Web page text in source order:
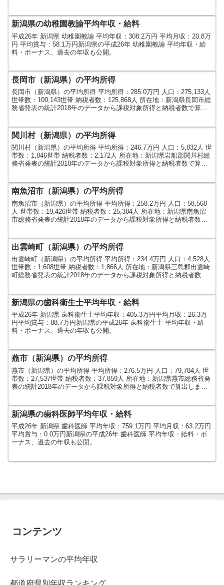
新潟県の幼稚園教諭平均年収・給料
平成26年 新潟県 幼稚園教諭 平均年収：308.2万円 平均月収：20.8万
円 平均賞与：58.1万円新潟県の平成26年 幼稚園教諭 平均年収・給
料・ボーナス、過去の年収も公開。
長岡市（新潟県）の平均所得
長岡市（新潟県）の平均所得 平均所得：285.0万円 人口：275,133人
世帯数：100,143世帯 納税者数：125,868人 所在地：新潟県長岡市総
務省発表の統計2018年のデータから課税対象所得と納税者数で算出
関川村（新潟県）の平均所得
関川村（新潟県）の平均所得 平均所得：246.7万円 人口：5,832人 世
帯数：1,846世帯 納税者数：2,172人 所在地：新潟県岩船郡関川村総
務省発表の統計2018年のデータから課税対象所得と納税者数で算出
南魚沼市（新潟県）の平均所得
南魚沼市（新潟県）の平均所得 平均所得：258.2万円 人口：58,568
人 世帯数：19,426世帯 納税者数：25,384人 所在地：新潟県南魚沼
市総務省発表の統計2018年のデータから課税対象所得と納税者数で
出雲崎町（新潟県）の平均所得
出雲崎町（新潟県）の平均所得 平均所得：234.4万円 人口：4,528人
世帯数：1,608世帯 納税者数：1,866人 所在地：新潟県三島郡出雲崎
町総務省発表の統計2018年のデータから課税対象所得と納税者数で
新潟県の歯科衛生士平均年収・給料
平成26年 新潟県 歯科衛生士平均年収：405.3万円平均月収：26.3万
円平均賞与：88.7万円新潟県の平成26年 歯科衛生士 平均年収・給
料・ボーナス、過去の年収も公開。
燕市（新潟県）の平均所得
燕市（新潟県）の平均所得 平均所得：276.5万円 人口：79,784人 世
帯数：27,537世帯 納税者数：37,859人 所在地：新潟県燕市総務省発
表の統計2018年のデータから課税対象所得と納税者数で算出しまし
新潟県の歯科医師平均年収・給料
平成26年 新潟県 歯科医師 平均年収：759.1万円 平均月収：63.2万円
平均賞与：0.0万円新潟県の平成26年 歯科医師 平均年収・給料・ボ
ーナス、過去の年収も公開。
コンテンツ
サラリーマンの平均年収
都道府県別年収ランキング